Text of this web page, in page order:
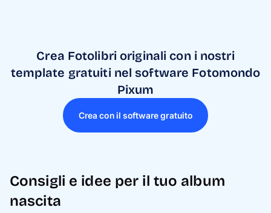
Crea Fotolibri originali con i nostri
template gratuiti nel software Fotomondo
Pixum
Crea con il software gratuito
Consigli e idee per il tuo album
nascita